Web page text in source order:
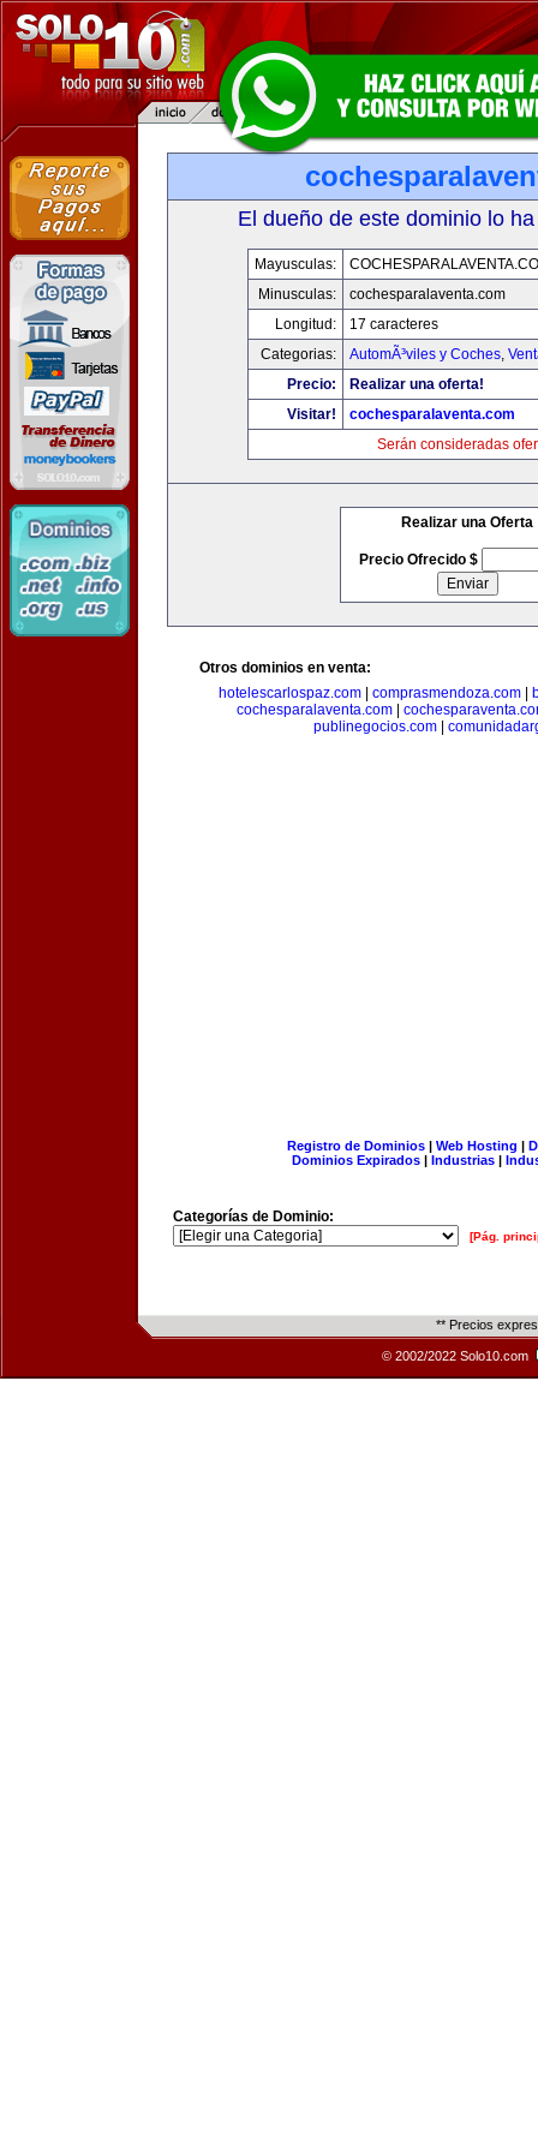
El dueño de este dominio lo
Mayusculas:
Minusculas:
cochesparalaventa.com
Longitud:
17 caracteres
Categorias:
AutomÃ³viles y Coches,
Precio:
Realizar una oferta!
Visitar!
cochesparalaventa.com
Serán consideradas
Realizar una Oferta
Precio Ofrecido $
Otros dominios en venta:
hotelescarlospaz.com| comprasmendoza.com|
cochesparalaventa.com
publinegocios.com|
Registro de Dominios| Web Hosting |
Dominios Expirados | Industrias |
Categorías de Dominio:
[Pág.
** Precios
© 2002/2022 Solo10.com